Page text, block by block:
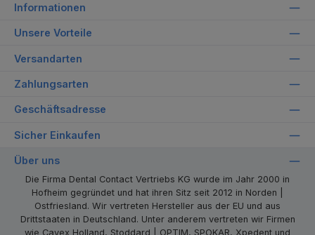
Informationen
Unsere Vorteile
Versandarten
Zahlungsarten
Geschäftsadresse
Sicher Einkaufen
Über uns
Die Firma Dental Contact Vertriebs KG wurde im Jahr 2000 in
Hofheim gegründet und hat ihren Sitz seit 2012 in Norden |
Ostfriesland. Wir vertreten Hersteller aus der EU und aus
Drittstaaten in Deutschland. Unter anderem vertreten wir Firmen
wie Cavex Holland, Stoddard | OPTIM, SPOKAR, Xpedent und